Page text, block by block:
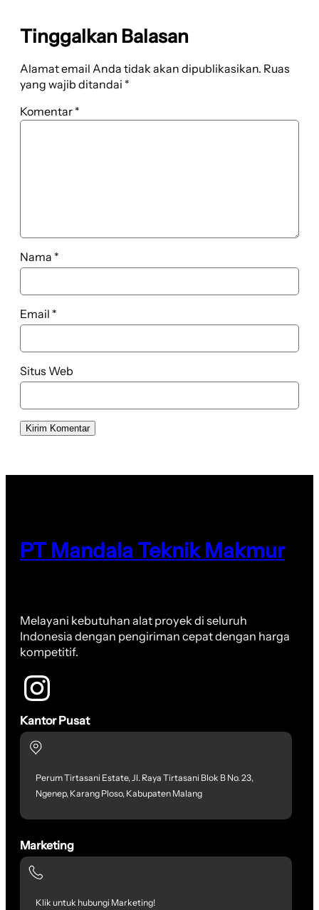
Tinggalkan Balasan
Alamat email Anda tidak akan dipublikasikan. Ruas
yang wajib ditandai *
Komentar *
Nama *
Email *
Situs Web
PT Mandala Teknik Makmur
Melayani kebutuhan alat proyek di seluruh
Indonesia dengan pengiriman cepat dengan harga
kompetitif.
Kantor Pusat
Perum Tirtasani Estate, Jl. Raya Tirtasani Blok B No. 23,
Ngenep, Karang Ploso, Kabupaten Malang
Marketing
Klik untuk hubungi Marketing!